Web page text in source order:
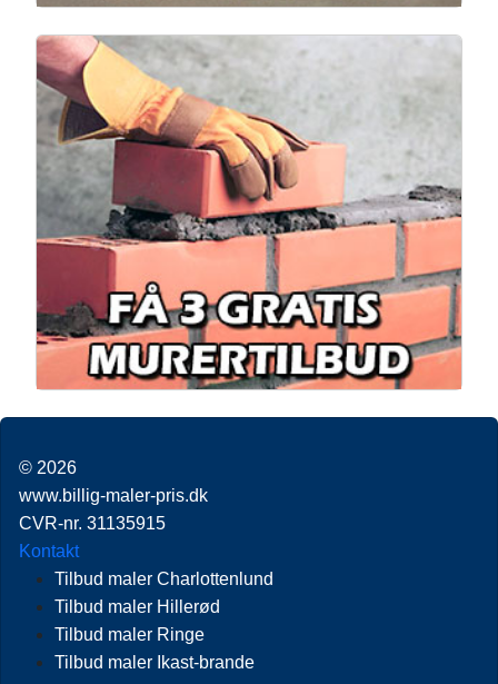
© 2026
www.billig-maler-pris.dk
CVR-nr. 31135915
Kontakt
Tilbud maler Charlottenlund
Tilbud maler Hillerød
Tilbud maler Ringe
Tilbud maler Ikast-brande